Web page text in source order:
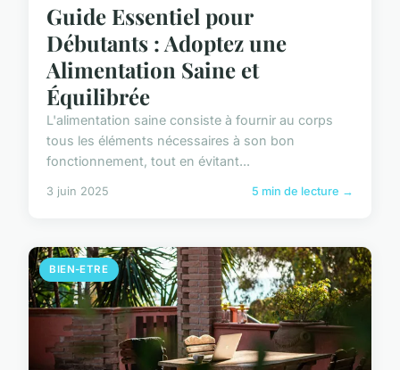
Guide Essentiel pour
Débutants : Adoptez une
Alimentation Saine et
Équilibrée
L'alimentation saine consiste à fournir au corps
tous les éléments nécessaires à son bon
fonctionnement, tout en évitant...
3 juin 2025 5 min de lecture →
BIEN-ETRE